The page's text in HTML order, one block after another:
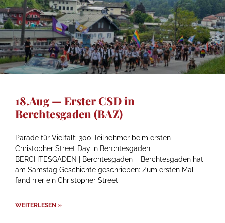
18.Aug — Erster CSD in
Berchtesgaden (BAZ)
Parade für Vielfalt: 300 Teilnehmer beim ersten
Christopher Street Day in Berchtesgaden
BERCHTESGADEN | Berchtesgaden – Berchtesgaden hat
am Samstag Geschichte geschrieben: Zum ersten Mal
fand hier ein Christopher Street
WEITERLESEN »